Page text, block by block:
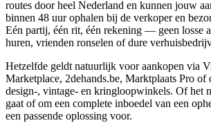
routes door heel Nederland en kunnen jouw
binnen 48 uur ophalen bij de verkoper en
Eén partij, één rit, één rekening — geen losse
huren, vrienden ronselen of dure
Hetzelfde geldt natuurlijk voor aankopen via
Marketplace, 2dehands.be, Marktplaats Pro of
design-, vintage- en kringloopwinkels. Of het
gaat of om een complete inboedel van een
een passende oplossing voor.